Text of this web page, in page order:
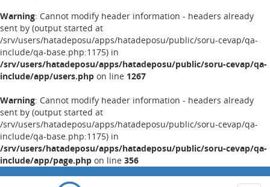
Warning: Cannot modify header information - headers already
sent by (output started at
/srv/users/hatadeposu/apps/hatadeposu/public/soru-cevap/qa-
include/qa-base.php:1175) in
/srv/users/hatadeposu/apps/hatadeposu/public/soru-cevap/qa-
include/app/users.php on line 1267
Warning: Cannot modify header information - headers already
sent by (output started at
/srv/users/hatadeposu/apps/hatadeposu/public/soru-cevap/qa-
include/qa-base.php:1175) in
/srv/users/hatadeposu/apps/hatadeposu/public/soru-cevap/qa-
include/app/page.php on line 356